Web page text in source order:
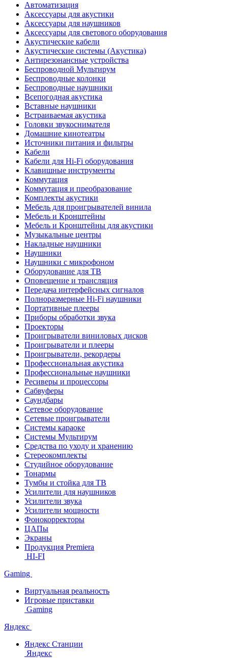
Автоматизация
Аксессуары для акустики
Аксессуары для наушников
Аксессуары для светового оборудования
Акустические кабели
Акустические системы (Акустика)
Антирезонансные устройства
Беспроводной Мультирум
Беспроводные колонки
Беспроводные наушники
Всепогодная акустика
Вставные наушники
Встраиваемая акустика
Головки звукоснимателя
Домашние кинотеатры
Источники питания и фильтры
Кабели
Кабели для Hi-Fi оборудования
Клавишные инструменты
Коммутация
Коммутация и преобразование
Комплекты акустики
Мебель для проигрывателей винила
Мебель и Кронштейны
Мебель и Кронштейны для акустики
Музыкальные центры
Накладные наушники
Наушники
Наушники с микрофоном
Оборудование для ТВ
Оповещение и трансляция
Передача интерфейсных сигналов
Полноразмерные Hi-Fi наушники
Портативные плееры
Приборы обработки звука
Проекторы
Проигрыватели виниловых дисков
Проигрыватели и плееры
Проигрыватели, рекордеры
Профессиональная акустика
Профессиональные наушники
Ресиверы и процессоры
Сабвуферы
Саундбары
Сетевое оборудование
Сетевые проигрыватели
Системы караоке
Системы Мультирум
Средства по уходу и хранению
Стереокомплекты
Студийное оборудование
Тонармы
Тумбы и стойка для ТВ
Усилители для наушников
Усилители звука
Усилители мощности
Фонокорректоры
ЦАПы
Экраны
Продукция Premiera
HI-FI
Gaming
Виртуальная реальность
Игровые приставки
Gaming
Яндекс
Яндекс Станции
Яндекс